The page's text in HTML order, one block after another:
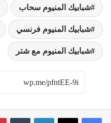
شبابيك المنيوم سحاب
شبابيك المنيوم فرنسي
شبابيك المنيوم مع شتر
لينكدإن